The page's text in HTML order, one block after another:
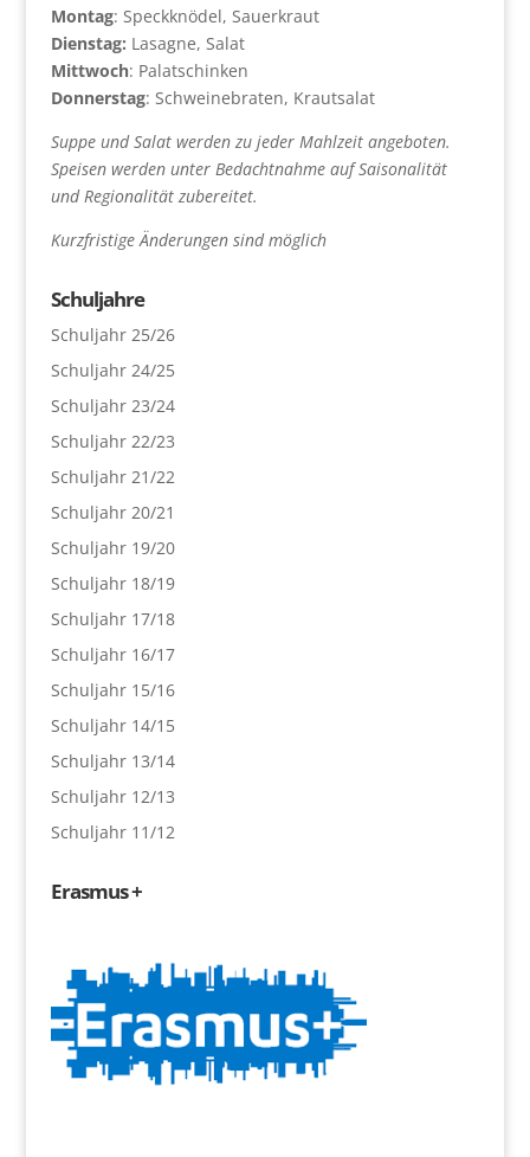
Montag: Speckknödel, Sauerkraut
Dienstag: Lasagne, Salat
Mittwoch: Palatschinken
Donnerstag: Schweinebraten, Krautsalat
Suppe und Salat werden zu jeder Mahlzeit angeboten.
Speisen werden unter Bedachtnahme auf Saisonalität
und Regionalität zubereitet.
Kurzfristige Änderungen sind möglich
Schuljahre
Schuljahr 25/26
Schuljahr 24/25
Schuljahr 23/24
Schuljahr 22/23
Schuljahr 21/22
Schuljahr 20/21
Schuljahr 19/20
Schuljahr 18/19
Schuljahr 17/18
Schuljahr 16/17
Schuljahr 15/16
Schuljahr 14/15
Schuljahr 13/14
Schuljahr 12/13
Schuljahr 11/12
Erasmus +